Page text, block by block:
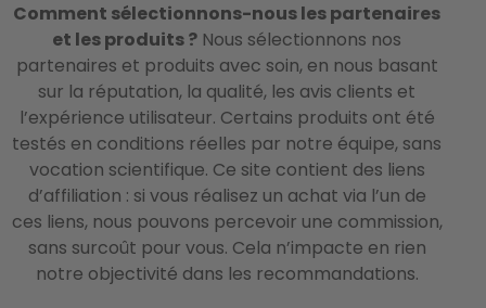
Comment sélectionnons-nous les partenaires
et les produits ? Nous sélectionnons nos
partenaires et produits avec soin, en nous basant
sur la réputation, la qualité, les avis clients et
l’expérience utilisateur. Certains produits ont été
testés en conditions réelles par notre équipe, sans
vocation scientifique. Ce site contient des liens
d’affiliation : si vous réalisez un achat via l’un de
ces liens, nous pouvons percevoir une commission,
sans surcoût pour vous. Cela n’impacte en rien
notre objectivité dans les recommandations.